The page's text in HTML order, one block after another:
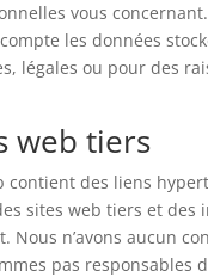
vous
les données
légales ou pour des
web tiers
contient des liens
sites web tiers et des
Nous n’avons aucun
pas responsables